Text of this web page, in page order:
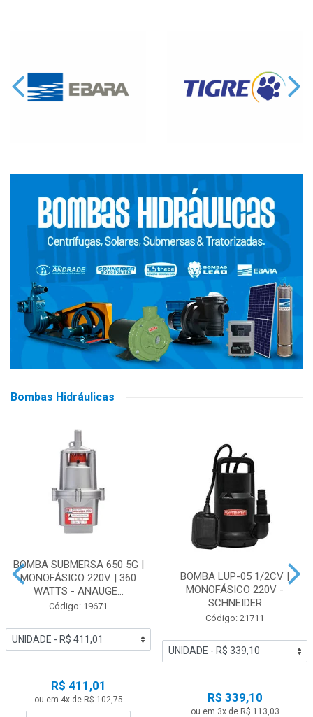
Bombas Hidráulicas
BOMBA SUBMERSA 650 5G |
MONOFÁSICO 220V | 360
WATTS - ANAUGE...
Código: 19671
R$ 411,01
ou em 4x de R$ 102,75
BOMBA LUP-05 1/2CV |
MONOFÁSICO 220V -
SCHNEIDER
Código: 21711
R$ 339,10
ou em 3x de R$ 113,03